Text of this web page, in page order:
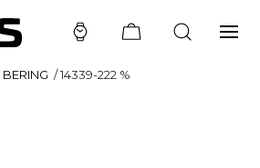
BERING /14339-222 %